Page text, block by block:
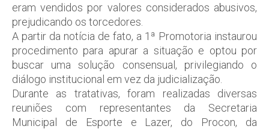
eram vendidos por valores considerados abusivos,
prejudicando os torcedores.
A partir da notícia de fato, a 1ª Promotoria instaurou
procedimento para apurar a situação e optou por
buscar uma solução consensual, privilegiando o
diálogo institucional em vez da judicialização.
Durante as tratativas, foram realizadas diversas
reuniões com representantes da Secretaria
Municipal de Esporte e Lazer, do Procon, da